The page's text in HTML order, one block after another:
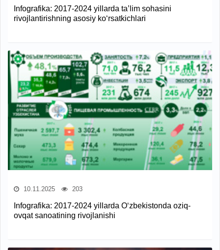
Infografika: 2017-2024 yillarda ta’lim sohasini
rivojlantirishning asosiy ko‘rsatkichlari
10.11.2025 203
Infografika: 2017-2024 yillarda O‘zbekistonda oziq-
ovqat sanoatining rivojlanishi